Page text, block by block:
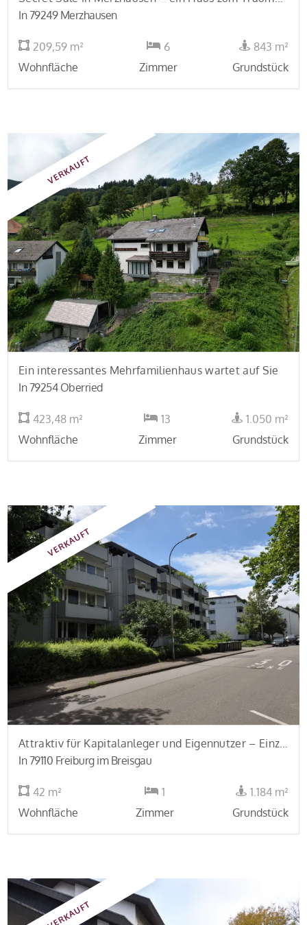
In 79249 Merzhausen
209,59 m²
Wohnfläche
6
Zimmer
843 m²
Grundstück
VERKAUFT
Ein interessantes Mehrfamilienhaus wartet auf Sie
In 79254 Oberried
423,48 m²
Wohnfläche
13
Zimmer
1.050 m²
Grundstück
VERKAUFT
In 79110 Freiburg im Breisgau
42 m²
Wohnfläche
1
Zimmer
1.184 m²
Grundstück
VERKAUFT